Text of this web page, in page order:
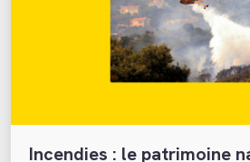
Incendies : le patrimoine